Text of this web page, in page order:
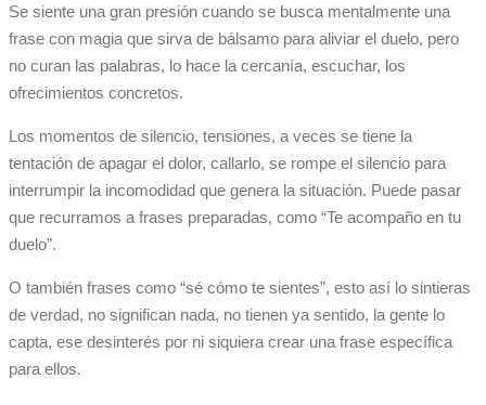
Se siente una gran presión cuando se busca mentalmente una
frase con magia que sirva de bálsamo para aliviar el duelo, pero
no curan las palabras, lo hace la cercanía, escuchar, los
ofrecimientos concretos.
Los momentos de silencio, tensiones, a veces se tiene la
tentación de apagar el dolor, callarlo, se rompe el silencio para
interrumpir la incomodidad que genera la situación. Puede pasar
que recurramos a frases preparadas, como “Te acompaño en tu
duelo”.
O también frases como “sé cómo te sientes”, esto así lo sintieras
de verdad, no significan nada, no tienen ya sentido, la gente lo
capta, ese desinterés por ni siquiera crear una frase específica
para ellos.